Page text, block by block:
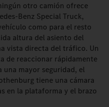
otro camión ofrece
Benz Special Truck,
como para el resto
altura del asiento del
vista directa del tráfico. Un
de reaccionar rápidamente
una mayor seguridad, el
tiene una cámara
en la plataforma y el brazo